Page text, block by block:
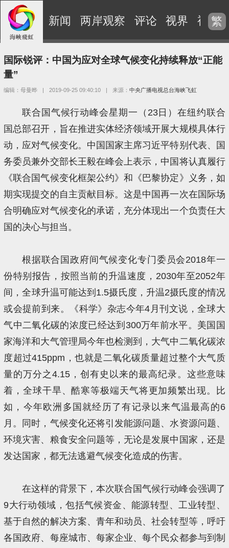
新闻 两岸观察 评论 视界 视频
繁
国际锐评：中国为应对全球气候变化持续释放“正能
量”
编辑：母曼晔 | 2019-09-25 09:40:10 | 来源：中央广播电视总台海峡飞虹
联合国气候行动峰会星期一（23日）在纽约联合
国总部召开，旨在推进实体经济领域开展大规模具体行
动，应对气候变化。中国国家主席习近平特别代表、国
务委员兼外交部长王毅在峰会上表示，中国将认真履行
《联合国气候变化框架公约》和《巴黎协定》义务，如
期实现提交的自主贡献目标。这是中国再一次在国际场
合明确应对气候变化的承诺，充分体现出一个负责任大
国的决心与担当。
根据联合国政府间气候变化专门委员会2018年一
份特别报告，按照当前的升温速度，2030年至2052年
间，全球升温可能达到1.5摄氏度，升温2摄氏度的情况
或会提前到来。《科学》杂志今年4月刊文说，全球大
气中二氧化碳的浓度已经达到300万年前水平。美国国
家海洋和大气管理局今年也检测到，大气中二氧化碳浓
度超过415ppm，也就是二氧化碳质量超过整个大气质
量的万分之4.15，创有史以来的最高纪录。这些意味
着，全球干旱、酷寒等极端天气将更加频繁出现。比
如，今年欧洲多国就经历了有记录以来气温最高的6
月。同时，气候变化还将引发能源问题、水资源问题、
环境灾害、粮食安全问题等，无论是发展中国家，还是
发达国家，都无法逃避气候变化造成的伤害。
在这样的背景下，本次联合国气候行动峰会强调了
9大行动领域，包括气候资金、能源转型、工业转型、
基于自然的解决方案、青年和动员、社会转型等，呼吁
各国政府、每座城市、每家企业、每个民众都参与到制